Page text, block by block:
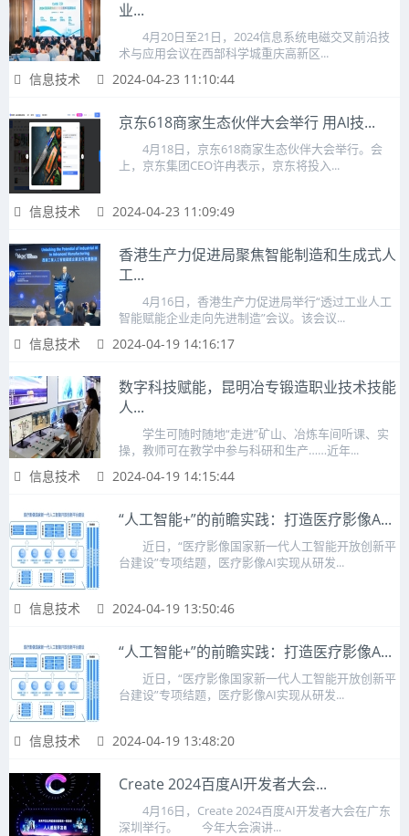
业...
4月20日至21日，2024信息系统电磁交叉前沿技
术与应用会议在西部科学城重庆高新区...
信息技术 2024-04-23 11:10:44
京东618商家生态伙伴大会举行 用AI技...
4月18日，京东618商家生态伙伴大会举行。会
上，京东集团CEO许冉表示，京东将投入...
信息技术 2024-04-23 11:09:49
香港生产力促进局聚焦智能制造和生成式人
工...
4月16日，香港生产力促进局举行“透过工业人工
智能赋能企业走向先进制造”会议。该会议...
信息技术 2024-04-19 14:16:17
数字科技赋能，昆明冶专锻造职业技术技能
人...
学生可随时随地“走进”矿山、冶炼车间听课、实
操，教师可在教学中参与科研和生产……近年...
信息技术 2024-04-19 14:15:44
“人工智能+”的前瞻实践：打造医疗影像A...
近日，“医疗影像国家新一代人工智能开放创新平
台建设”专项结题，医疗影像AI实现从研发...
信息技术 2024-04-19 13:50:46
“人工智能+”的前瞻实践：打造医疗影像A...
近日，“医疗影像国家新一代人工智能开放创新平
台建设”专项结题，医疗影像AI实现从研发...
信息技术 2024-04-19 13:48:20
Create 2024百度AI开发者大会...
4月16日，Create 2024百度AI开发者大会在广东
深圳举行。 今年大会演讲...